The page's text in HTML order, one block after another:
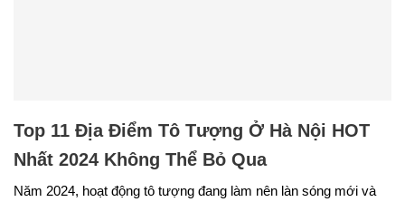
Top 11 Địa Điểm Tô Tượng Ở Hà Nội HOT
Nhất 2024 Không Thể Bỏ Qua
Năm 2024, hoạt động tô tượng đang làm nên làn sóng mới và